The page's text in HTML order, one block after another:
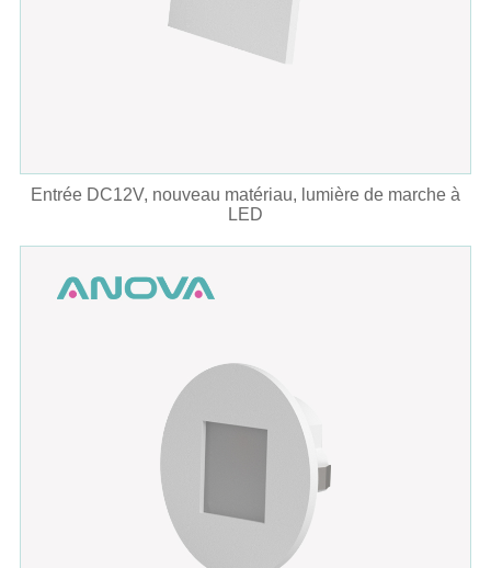
Entrée DC12V, nouveau matériau, lumière de marche à
LED